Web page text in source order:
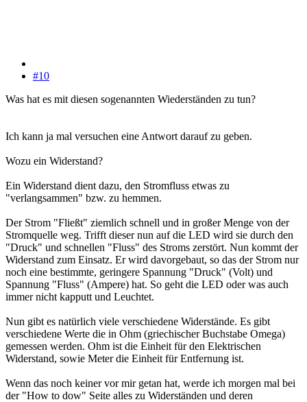
#10
Was hat es mit diesen sogenannten Wiederständen zu tun?
Ich kann ja mal versuchen eine Antwort darauf zu geben.
Wozu ein Widerstand?
Ein Widerstand dient dazu, den Stromfluss etwas zu
"verlangsammen" bzw. zu hemmen.
Der Strom "Fließt" ziemlich schnell und in großer Menge von der
Stromquelle weg. Trifft dieser nun auf die LED wird sie durch den
"Druck" und schnellen "Fluss" des Stroms zerstört. Nun kommt der
Widerstand zum Einsatz. Er wird davorgebaut, so das der Strom nur
noch eine bestimmte, geringere Spannung "Druck" (Volt) und
Spannung "Fluss" (Ampere) hat. So geht die LED oder was auch
immer nicht kapputt und Leuchtet.
Nun gibt es natürlich viele verschiedene Widerstände. Es gibt
verschiedene Werte die in Ohm (griechischer Buchstabe Omega)
gemessen werden. Ohm ist die Einheit für den Elektrischen
Widerstand, sowie Meter die Einheit für Entfernung ist.
Wenn das noch keiner vor mir getan hat, werde ich morgen mal bei
der "How to dow" Seite alles zu Widerständen und deren